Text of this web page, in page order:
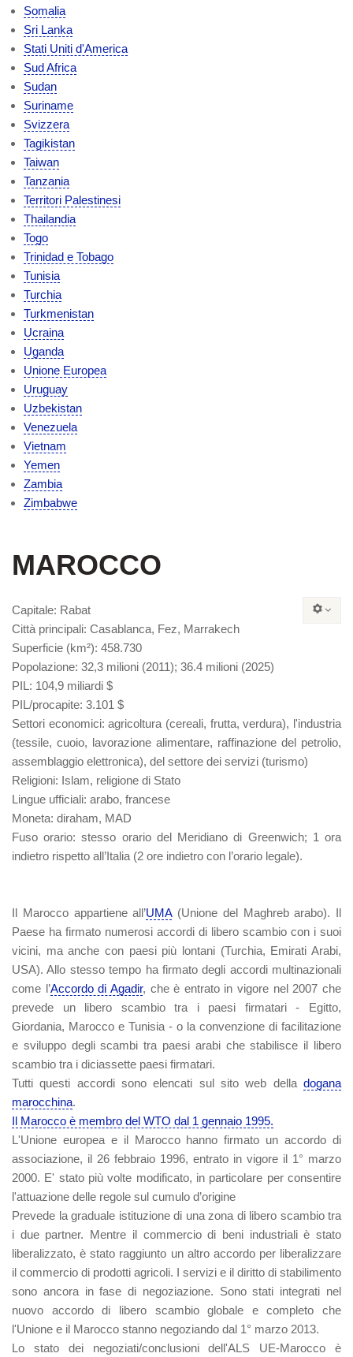
Somalia
Sri Lanka
Stati Uniti d'America
Sud Africa
Sudan
Suriname
Svizzera
Tagikistan
Taiwan
Tanzania
Territori Palestinesi
Thailandia
Togo
Trinidad e Tobago
Tunisia
Turchia
Turkmenistan
Ucraina
Uganda
Unione Europea
Uruguay
Uzbekistan
Venezuela
Vietnam
Yemen
Zambia
Zimbabwe
MAROCCO
Capitale: Rabat
Città principali: Casablanca, Fez, Marrakech
Superficie (km²): 458.730
Popolazione: 32,3 milioni (2011); 36.4 milioni (2025)
PIL : 104,9 miliardi $
PIL/procapite: 3.101 $
Settori economici: agricoltura (cereali, frutta, verdura), l'industria
(tessile, cuoio, lavorazione alimentare, raffinazione del petrolio,
assemblaggio elettronica), del settore dei servizi (turismo)
Religioni: Islam, religione di Stato
Lingue ufficiali: arabo, francese
Moneta: diraham, MAD
Fuso orario: stesso orario del Meridiano di Greenwich; 1 ora
indietro rispetto all’Italia (2 ore indietro con l’orario legale).
Il Marocco appartiene all’UMA(Unione del Maghreb arabo). Il
Paese ha firmato numerosi accordi di libero scambio con i suoi
vicini, ma anche con paesi più lontani (Turchia, Emirati Arabi,
USA). Allo stesso tempo ha firmato degli accordi multinazionali
come l’Accordo di Agadir, che è entrato in vigore nel 2007 che
prevede un libero scambio tra i paesi firmatari - Egitto,
Giordania, Marocco e Tunisia - o la convenzione di facilitazione
e sviluppo degli scambi tra paesi arabi che stabilisce il libero
scambio tra i diciassette paesi firmatari.
Tutti questi accordi sono elencati sul sito web della dogana
marocchina.
Il Marocco è membro del WTO dal 1 gennaio 1995.
L'Unione europea e il Marocco hanno firmato un accordo di
associazione, il 26 febbraio 1996, entrato in vigore il 1° marzo
2000. E' stato più volte modificato, in particolare per consentire
l'attuazione delle regole sul cumulo d’origine
Prevede la graduale istituzione di una zona di libero scambio tra
i due partner. Mentre il commercio di beni industriali è stato
liberalizzato, è stato raggiunto un altro accordo per liberalizzare
il commercio di prodotti agricoli. I servizi e il diritto di stabilimento
sono ancora in fase di negoziazione. Sono stati integrati nel
nuovo accordo di libero scambio globale e completo che
l'Unione e il Marocco stanno negoziando dal 1° marzo 2013.
Lo stato dei negoziati/conclusioni dell'ALS UE-Marocco è